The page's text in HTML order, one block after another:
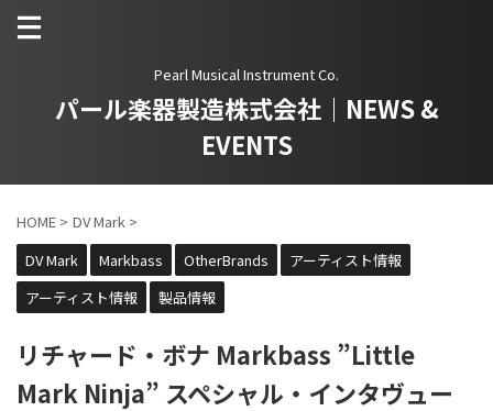
Pearl Musical Instrument Co.
パール楽器製造株式会社｜NEWS &
EVENTS
HOME > DV Mark >
DV Mark
Markbass OtherBrands
アーティスト情報
アーティスト情報
製品情報
リチャード・ボナ Markbass ”Little
Mark Ninja” スペシャル・インタヴュー